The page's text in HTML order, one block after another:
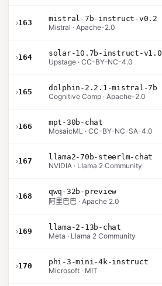
›163
mistral-7b-instruct-v0.2
Mistral · Apache-2.0
›164
solar-10.7b-instruct-v1.0
Upstage · CC-BY-NC-4.0
›165
dolphin-2.2.1-mistral-7b
Cognitive Comp · Apache-2.0
›166
mpt-30b-chat
MosaicML · CC-BY-NC-SA-4.0
›167
llama2-70b-steerlm-chat
NVIDIA · Llama 2 Community
›168
qwq-32b-preview
阿里巴巴 · Apache 2.0
›169
llama-2-13b-chat
Meta · Llama 2 Community
›170
phi-3-mini-4k-instruct
Microsoft · MIT